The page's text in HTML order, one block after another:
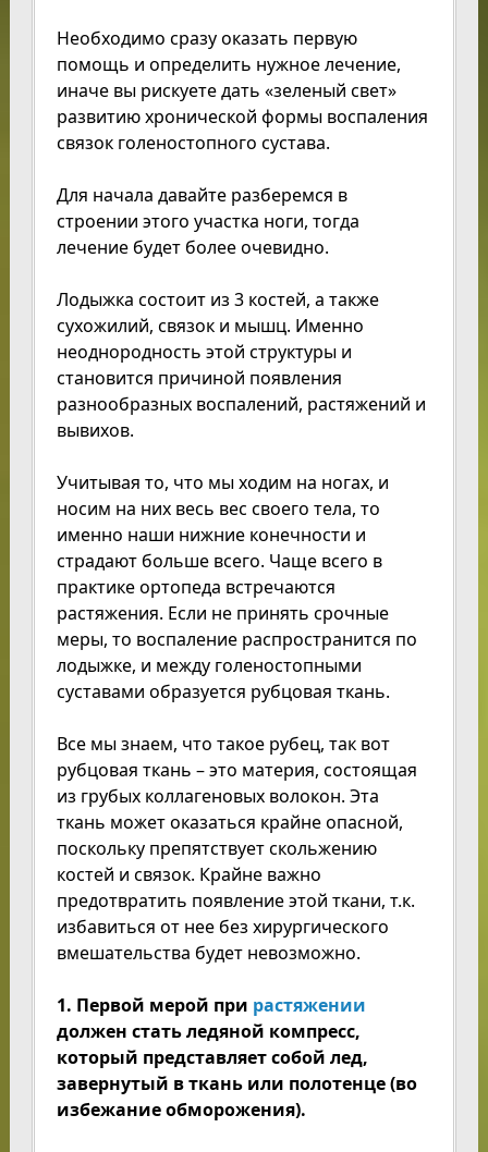
Необходимо сразу оказать первую
помощь и определить нужное лечение,
иначе вы рискуете дать «зеленый свет»
развитию хронической формы воспаления
связок голеностопного сустава.
Для начала давайте разберемся в
строении этого участка ноги, тогда
лечение будет более очевидно.
Лодыжка состоит из 3 костей, а также
сухожилий, связок и мышц. Именно
неоднородность этой структуры и
становится причиной появления
разнообразных воспалений, растяжений и
вывихов.
Учитывая то, что мы ходим на ногах, и
носим на них весь вес своего тела, то
именно наши нижние конечности и
страдают больше всего. Чаще всего в
практике ортопеда встречаются
растяжения. Если не принять срочные
меры, то воспаление распространится по
лодыжке, и между голеностопными
суставами образуется рубцовая ткань.
Все мы знаем, что такое рубец, так вот
рубцовая ткань – это материя, состоящая
из грубых коллагеновых волокон. Эта
ткань может оказаться крайне опасной,
поскольку препятствует скольжению
костей и связок. Крайне важно
предотвратить появление этой ткани, т.к.
избавиться от нее без хирургического
вмешательства будет невозможно.
1. Первой мерой при растяжении
должен стать ледяной компресс,
который представляет собой лед,
завернутый в ткань или полотенце (во
избежание обморожения).